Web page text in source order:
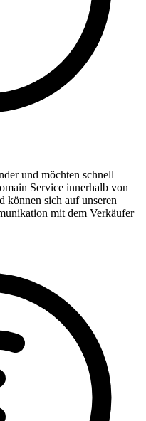
und möchten schnell
Service innerhalb von
können sich auf unseren
mit dem Verkäufer